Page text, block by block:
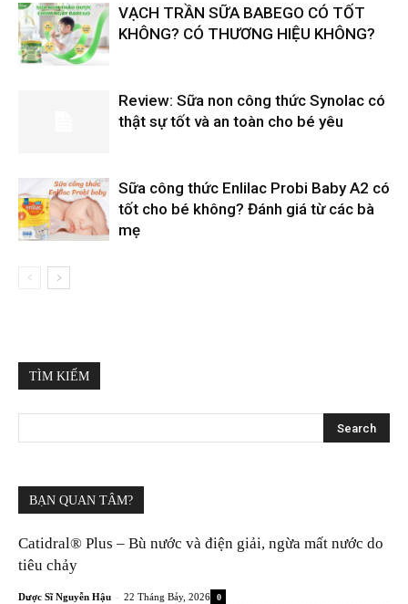
VẠCH TRẦN SỮA BABEGO CÓ TỐT
KHÔNG? CÓ THƯƠNG HIỆU KHÔNG?
Review: Sữa non công thức Synolac có
thật sự tốt và an toàn cho bé yêu
Sữa công thức Enlilac Probi Baby A2 có
tốt cho bé không? Đánh giá từ các bà
mẹ
TÌM KIẾM
BẠN QUAN TÂM?
Catidral® Plus – Bù nước và điện giải, ngừa mất nước do
tiêu chảy
Dược Sĩ Nguyễn Hậu - 22 Tháng Bảy, 2026 0